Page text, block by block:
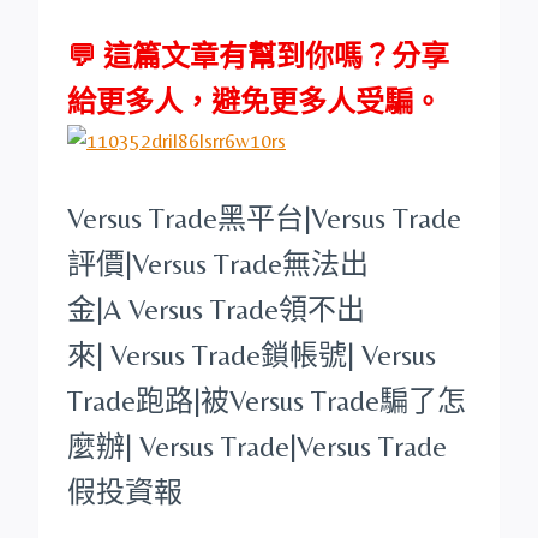
💬 這篇文章有幫到你嗎？分享
給更多人，避免更多人受騙。
Versus Trade黑平台|Versus Trade
評價|Versus Trade無法出
金|A Versus Trade領不出
來| Versus Trade鎖帳號| Versus
Trade跑路|被Versus Trade騙了怎
麼辦| Versus Trade|Versus Trade
假投資報